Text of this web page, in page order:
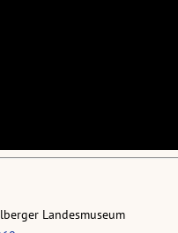
Landesmuseum